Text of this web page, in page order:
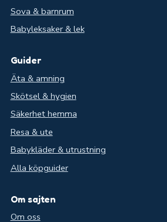
Sova & barnrum
Babyleksaker & lek
Guider
Äta & amning
Skötsel & hygien
Säkerhet hemma
Resa & ute
Babykläder & utrustning
Alla köpguider
Om sajten
Om oss